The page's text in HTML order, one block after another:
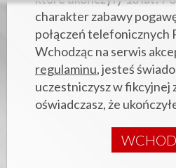
charakter zabawy
połączeń telefonicznych
Wchodząc na serwis
regulaminu, jesteś
uczestniczysz w fikcyjnej
oświadczasz, że